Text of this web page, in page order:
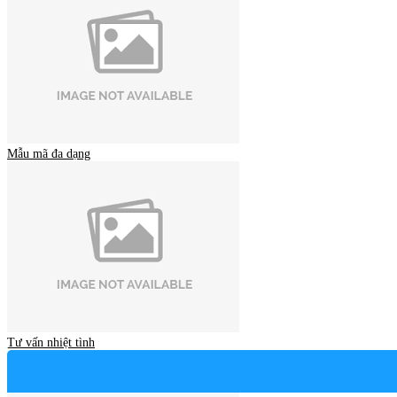
Mẫu mã đa dạng
Tư vấn nhiệt tình